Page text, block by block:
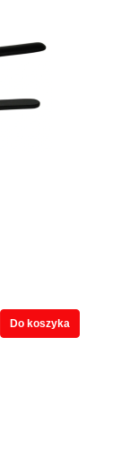
Do koszyka